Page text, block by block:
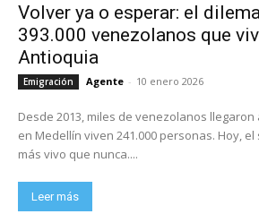
Volver ya o esperar: el
393.000 venezolanos que
Antioquia
Emigración Agente - 10 enero 2026
Desde 2013, miles de venezolanos
en Medellín viven 241.000 personas. Hoy,
más vivo que nunca....
Leer más